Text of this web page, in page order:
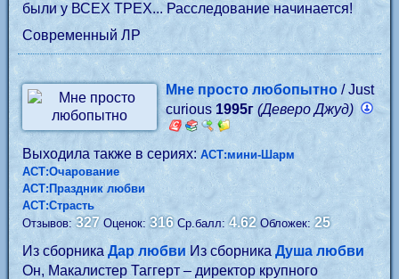
были у ВСЕХ ТРЕХ... Расследование начинается!
Современный ЛР
Мне просто любопытно/ Just
curious 1995г (Деверо Джуд)
Выходила также в сериях: АСТ:мини-Шарм
АСТ:Очарование
АСТ:Праздник любви
АСТ:Страсть
Отзывов:327 Оценок: 316 Ср.балл:4.62 Обложек:25
Из сборникаДар любвиИз сборника Душа любви
Он, Макалистер Таггерт – директор крупного